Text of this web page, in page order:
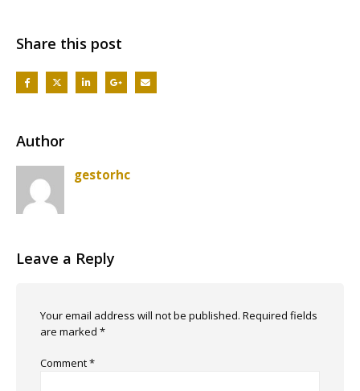
Share this post
Author
gestorhc
Leave a Reply
Your email address will not be published. Required fields
are marked *
Comment*